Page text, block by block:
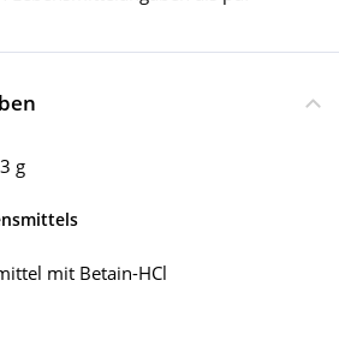
g
mit Betain-HCl